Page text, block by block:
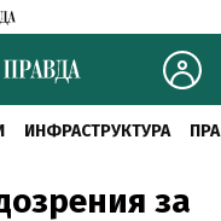
ИНФРАСТРУКТУРА
за